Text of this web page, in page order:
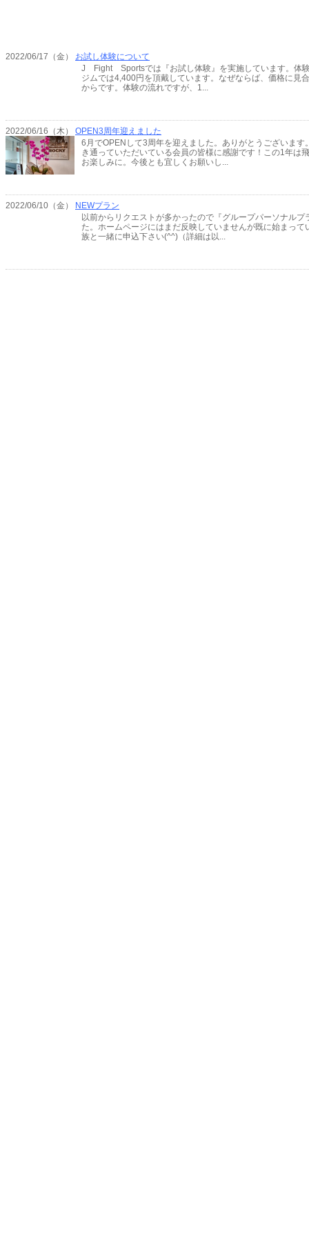
2022/06/17（金）
お試し体験について
J Fight Sportsでは『お試し体験』を実施しています。体
ジムでは4,400円を頂戴しています。なぜならば、価格に見
からです。体験の流れですが、1...
2022/06/16（木）
OPEN3周年迎えました
6月でOPENして3周年を迎えました。ありがとうございます
き通っていただいている会員の皆様に感謝です！この1年は
お楽しみに。今後とも宜しくお願いし...
2022/06/10（金）
NEWプラン
以前からリクエストが多かったので『グループパーソナル
た。ホームページにはまだ反映していませんが既に始まっ
族と一緒に申込下さい(^^)（詳細は以...